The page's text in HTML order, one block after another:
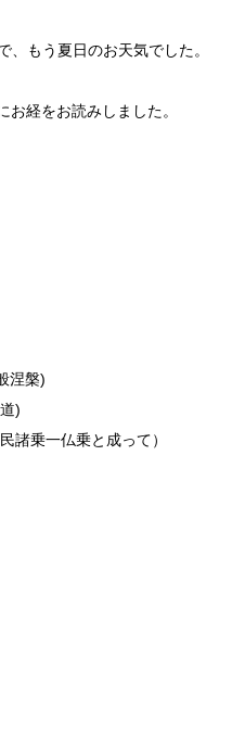
もう夏日のお天気でした。
経をお読みしました。
涅槃)
)
乗一仏乗と成って）